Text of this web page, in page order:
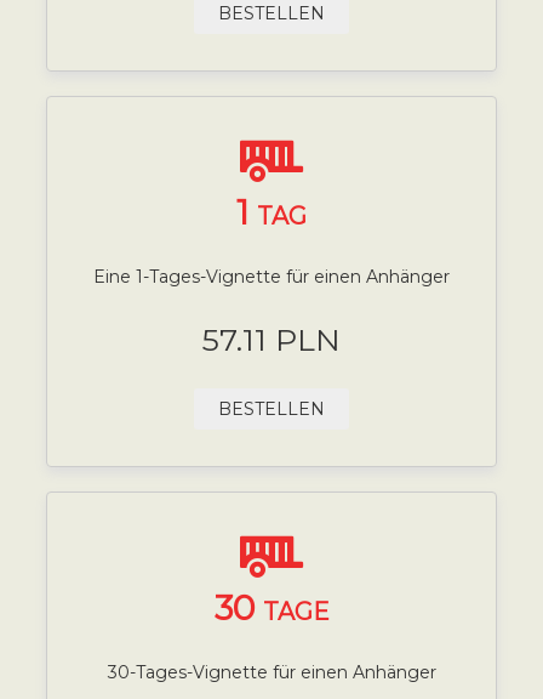
BESTELLEN
1 TAG
Eine 1-Tages-Vignette für einen Anhänger
57.11 PLN
BESTELLEN
30 TAGE
30-Tages-Vignette für einen Anhänger